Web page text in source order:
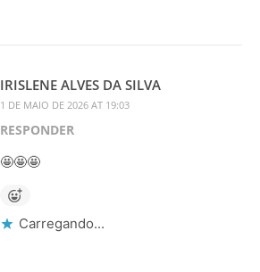
IRISLENE ALVES DA SILVA
1 DE MAIO DE 2026 AT 19:03
RESPONDER
🤩🤩🤩
Carregando...